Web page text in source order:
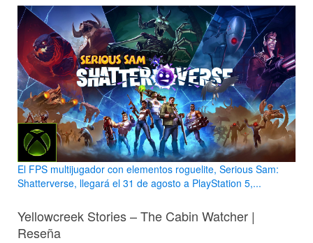
El FPS multijugador con elementos roguelite, Serious Sam:
Shatterverse, llegará el 31 de agosto a PlayStation 5,...
Yellowcreek Stories – The Cabin Watcher |
Reseña